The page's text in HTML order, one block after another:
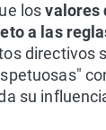
losvalores
a las
directivos
su